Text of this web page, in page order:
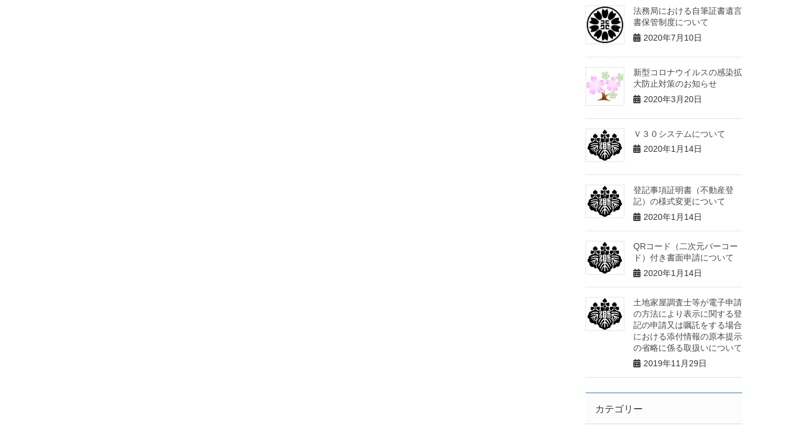
法務局における自筆証書遺言
書保管制度について
2020年7月10日
新型コロナウイルスの感染拡
大防止対策のお知らせ
2020年3月20日
Ｖ３０システムについて
2020年1月14日
登記事項証明書（不動産登
記）の様式変更について
2020年1月14日
QRコード（二次元バーコー
ド）付き書面申請について
2020年1月14日
土地家屋調査士等が電子申請
の方法により表示に関する登
記の申請又は嘱託をする場合
における添付情報の原本提示
の省略に係る取扱いについて
2019年11月29日
カテゴリー